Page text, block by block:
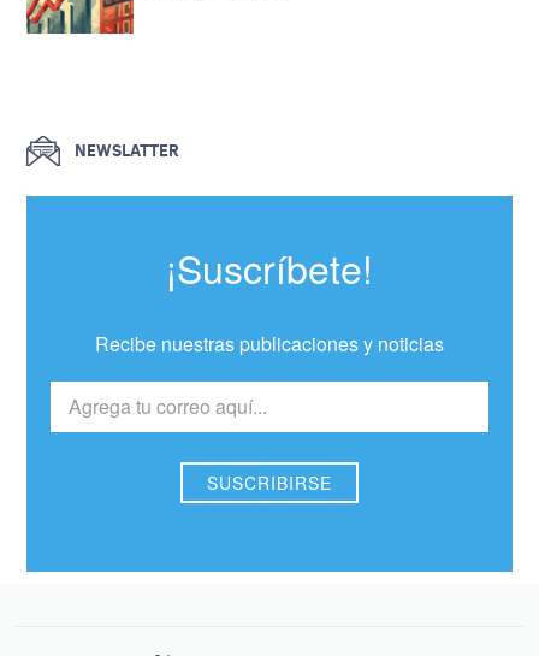
NEWSLATTER
¡Suscríbete!
Recibe nuestras publicaciones y noticias